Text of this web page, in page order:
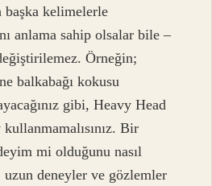
başka kelimelerle
anlama sahip olsalar bile –
Örneğin;
balkabağı kokusu
gibi, Heavy Head
Bir
mi olduğunu nasıl
uzun deneyler ve gözlemler